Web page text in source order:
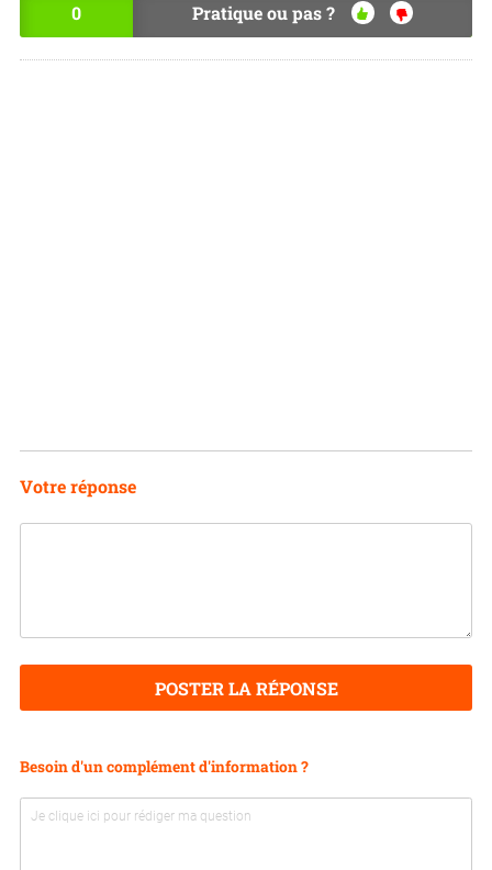
0 Pratique ou pas ?
OU
I
NO
Votre réponse
POSTER LA RÉPONSE
Besoin d'un complément d'information ?